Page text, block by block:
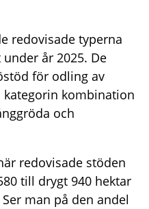
redovisade typerna
år 2025. De
för odling av
kombination
och
redovisade stöden
till drygt 940 hektar
man på den andel